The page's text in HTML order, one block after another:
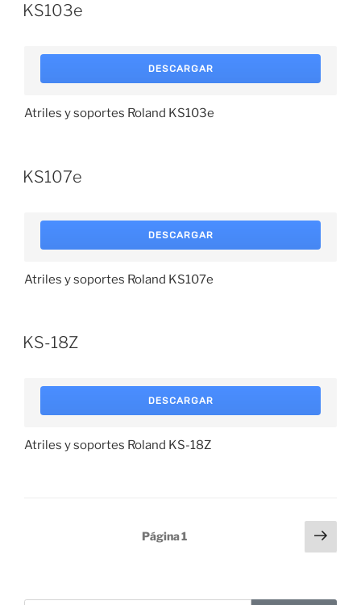
KS103e
DESCARGAR
Atriles y soportes Roland KS103e
KS107e
DESCARGAR
Atriles y soportes Roland KS107e
KS-18Z
DESCARGAR
Atriles y soportes Roland KS-18Z
Página1